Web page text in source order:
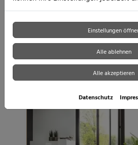
machen. Senden Sie uns
Ihre Anfrage.
Einstellungen
Alle ablehnen
Alle akzeptieren
Datenschutz